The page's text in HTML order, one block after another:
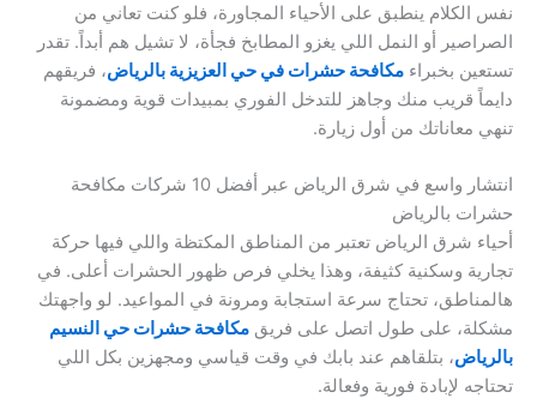
نفس الكلام ينطبق على الأحياء المجاورة، فلو كنت تعاني من
الصراصير أو النمل اللي يغزو المطابخ فجأة، لا تشيل هم أبداً. تقدر
تستعين بخبراء مكافحة حشرات في حي العزيزية بالرياض، فريقهم
دايماً قريب منك وجاهز للتدخل الفوري بمبيدات قوية ومضمونة
تنهي معاناتك من أول زيارة.
انتشار واسع في شرق الرياض عبر أفضل 10 شركات مكافحة
حشرات بالرياض
أحياء شرق الرياض تعتبر من المناطق المكتظة واللي فيها حركة
تجارية وسكنية كثيفة، وهذا يخلي فرص ظهور الحشرات أعلى. في
هالمناطق، تحتاج سرعة استجابة ومرونة في المواعيد. لو واجهتك
مشكلة، على طول اتصل على فريق مكافحة حشرات حي النسيم
بالرياض، بتلقاهم عند بابك في وقت قياسي ومجهزين بكل اللي
تحتاجه لإبادة فورية وفعالة.